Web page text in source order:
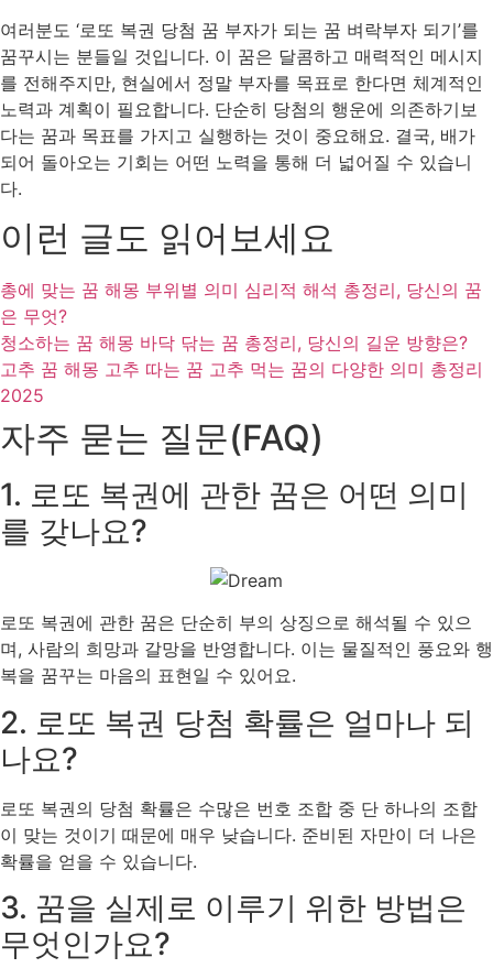
여러분도 ‘로또 복권 당첨 꿈 부자가 되는 꿈 벼락부자 되기’를
꿈꾸시는 분들일 것입니다. 이 꿈은 달콤하고 매력적인 메시지
를 전해주지만, 현실에서 정말 부자를 목표로 한다면 체계적인
노력과 계획이 필요합니다. 단순히 당첨의 행운에 의존하기보
다는 꿈과 목표를 가지고 실행하는 것이 중요해요. 결국, 배가
되어 돌아오는 기회는 어떤 노력을 통해 더 넓어질 수 있습니
다.
이런 글도 읽어보세요
총에 맞는 꿈 해몽 부위별 의미 심리적 해석 총정리, 당신의 꿈
은 무엇?
청소하는 꿈 해몽 바닥 닦는 꿈 총정리, 당신의 길운 방향은?
고추 꿈 해몽 고추 따는 꿈 고추 먹는 꿈의 다양한 의미 총정리
2025
자주 묻는 질문(FAQ)
1. 로또 복권에 관한 꿈은 어떤 의미
를 갖나요?
로또 복권에 관한 꿈은 단순히 부의 상징으로 해석될 수 있으
며, 사람의 희망과 갈망을 반영합니다. 이는 물질적인 풍요와 행
복을 꿈꾸는 마음의 표현일 수 있어요.
2. 로또 복권 당첨 확률은 얼마나 되
나요?
로또 복권의 당첨 확률은 수많은 번호 조합 중 단 하나의 조합
이 맞는 것이기 때문에 매우 낮습니다. 준비된 자만이 더 나은
확률을 얻을 수 있습니다.
3. 꿈을 실제로 이루기 위한 방법은
무엇인가요?